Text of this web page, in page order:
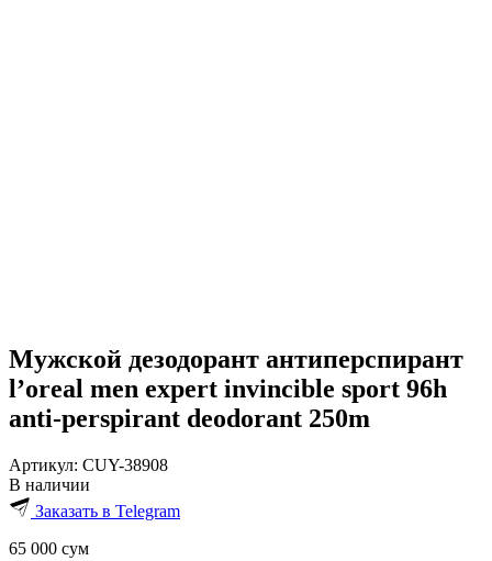
Мужской дезодорант антиперспирант
l’oreal men expert invincible sport 96h
anti-perspirant deodorant 250m
Артикул: CUY-38908
В наличии
Заказать в Telegram
65 000 сум